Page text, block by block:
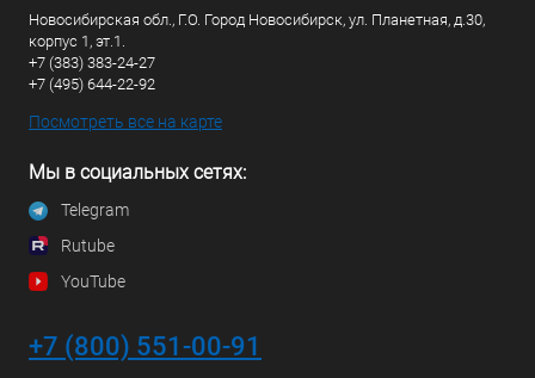
Новосибирская обл., Г.О. Город Новосибирск, ул. Планетная, д.30,
корпус 1, эт.1.
+7 (383) 383-24-27
+7 (495) 644-22-92
Посмотреть все на карте
Мы в социальных сетях:
Telegram
Rutube
YouTube
+7 (800) 551-00-91